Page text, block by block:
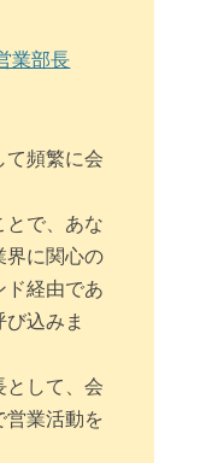
て頻繁に会
とで、あな
界に関心の
ド経由であ
込みま
として、会
営業活動を